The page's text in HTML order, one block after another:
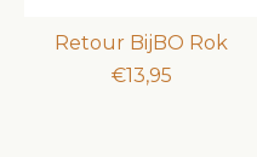
Retour BijBO Rok
€13,95